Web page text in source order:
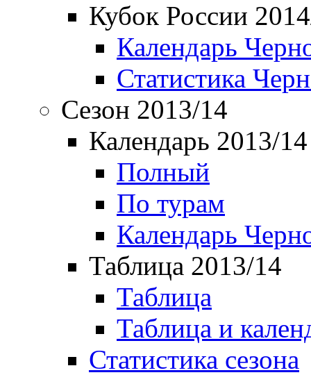
Кубок России
Календарь
Статистика
Сезон 2013/14
Календарь 2013/14
Полный
По турам
Календарь
Таблица 2013/14
Таблица
Таблица и
Статистика сезона